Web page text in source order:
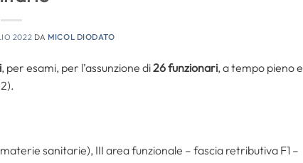
2022 DA MICOL DIODATO
, per esami, per l’assunzione di26 funzionari, a tempo pieno e
sanitarie), III area funzionale – fascia retributiva F1 –